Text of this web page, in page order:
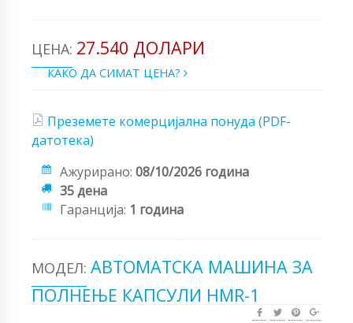
ЦЕНА: 27.540 ДОЛАРИ
КАКО ДА СИМАТ ЦЕНА?
Преземете комерцијална понуда (PDF-
датотека)
Ажурирано: 08/10/2026 година
35 дена
Гаранција: 1 година
МОДЕЛ: АВТОМАТСКА МАШИНА ЗА
ПОЛНЕЊЕ КАПСУЛИ HMR-1